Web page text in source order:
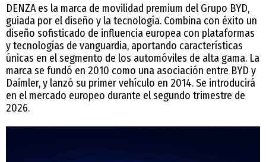
DENZA es la marca de movilidad premium del Grupo BYD,
guiada por el diseño y la tecnología. Combina con éxito un
diseño sofisticado de influencia europea con plataformas
y tecnologías de vanguardia, aportando características
únicas en el segmento de los automóviles de alta gama. La
marca se fundó en 2010 como una asociación entre BYD y
Daimler, y lanzó su primer vehículo en 2014. Se introducirá
en el mercado europeo durante el segundo trimestre de
2026.